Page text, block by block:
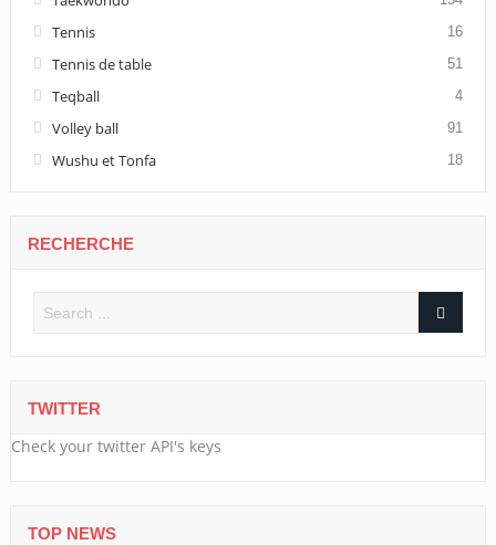
Tennis 16
Tennis de table 51
Teqball 4
Volley ball 91
Wushu et Tonfa 18
RECHERCHE
TWITTER
Check your twitter API's keys
TOP NEWS